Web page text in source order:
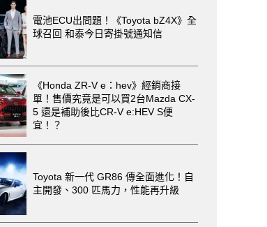
電池ECU出問題！《Toyota bZ4X》全
球召回 和泰今日寄掛號通知信
《Honda ZR-V e：hev》經銷商接
單！售價究竟是可以買2台Mazda CX-
5 還是補助後比CR-V e:HEV S便
宜！？
Toyota 新一代 GR86 傳全面進化！自
主開發、300 匹馬力，性能再升級